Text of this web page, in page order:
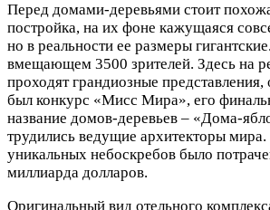
Перед домами-деревьями стоит
постройка, на их фоне кажущаяся
но в реальности ее размеры
вмещающем 3500 зрителей. Здесь на
проходят грандиозные
был конкурс «Мисс Мира», его
название домов-деревьев – «Дома-
трудились ведущие архитекторы мира.
уникальных небоскребов было
миллиарда долларов.
Оригинальный вид отельного